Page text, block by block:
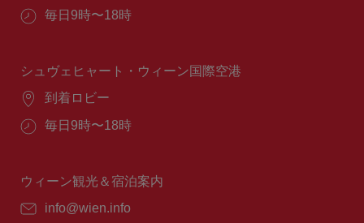
営
間：
毎日9時〜18時
シュヴェヒャート・ウィーン国際空港
場
到着ロビー
営
間：
毎日9時〜18時
ウィーン観光＆宿泊案内
E
info@wien.info